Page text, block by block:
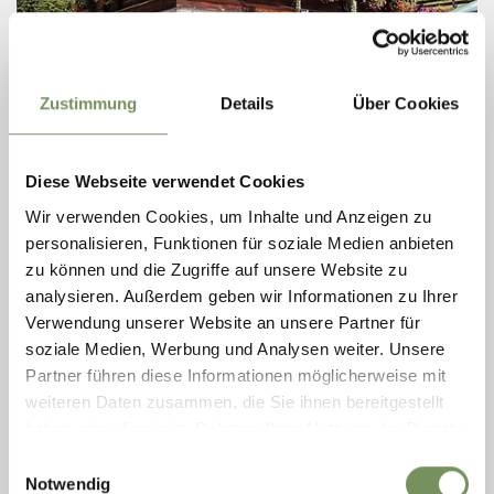
Zustimmung Details Über Cookies
Diese Webseite verwendet Cookies
Wir verwenden Cookies, um Inhalte und Anzeigen zu
personalisieren, Funktionen für soziale Medien anbieten
zu können und die Zugriffe auf unsere Website zu
analysieren. Außerdem geben wir Informationen zu Ihrer
Verwendung unserer Website an unsere Partner für
soziale Medien, Werbung und Analysen weiter. Unsere
Partner führen diese Informationen möglicherweise mit
weiteren Daten zusammen, die Sie ihnen bereitgestellt
Notwendig
zondag
09:00 - 18:00
maandag
09:00 - 18:00
dinsdag
09:00 - 18:00
woensdag
09:00 - 18:00
donderdag
09:00 - 18:00
zaterdag
09:00 - 18:00
T+39 349 1434360
LEES MEER